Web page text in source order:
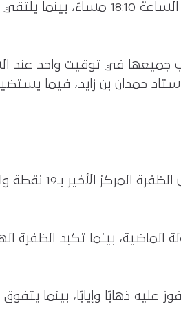
نظيره خورفكان على ستاد الشارقة،
حمدان بن زايد، فيما
بينما تكبد الظفرة
عليه ذهابًا وإيابًا، بينما